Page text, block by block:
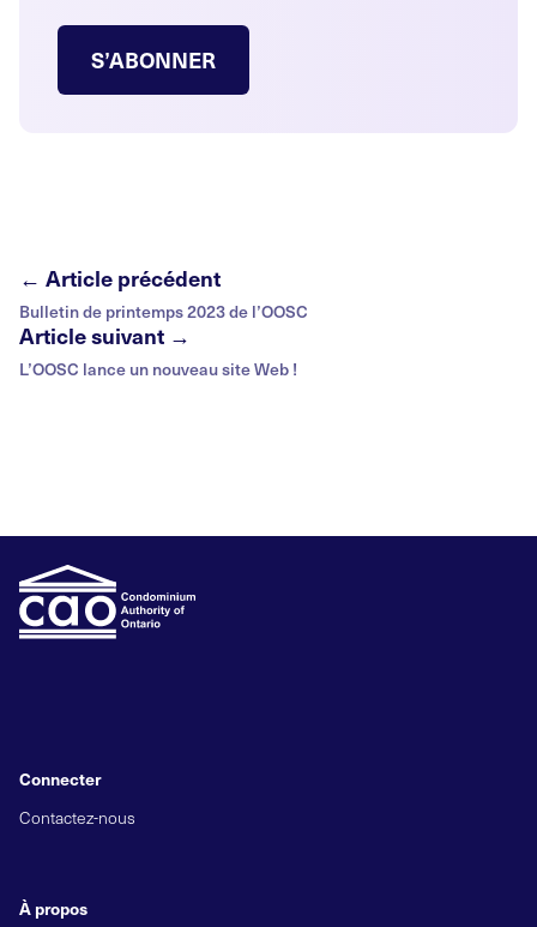
S’ABONNER
← Article précédent
Bulletin de printemps 2023 de l’OOSC
Article suivant →
L’OOSC lance un nouveau site Web !
À propos
Connecter
Contactez-nous